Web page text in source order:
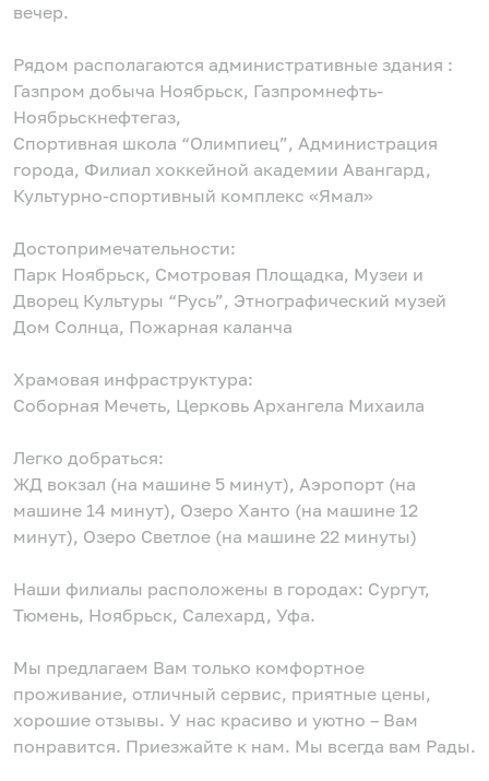
вечер.
Рядом располагаются административные здания :
Газпром добыча Ноябрьск, Газпромнефть-
Ноябрьскнефтегаз,
Спортивная школа “Олимпиец”, Администрация
города, Филиал хоккейной академии Авангард,
Культурно-спортивный комплекс «Ямал»
Достопримечательности:
Парк Ноябрьск, Смотровая Площадка, Музеи и
Дворец Культуры “Русь”, Этнографический музей
Дом Солнца, Пожарная каланча
Храмовая инфраструктура:
Соборная Мечеть, Церковь Архангела Михаила
Легко добраться:
ЖД вокзал (на машине 5 минут), Аэропорт (на
машине 14 минут), Озеро Ханто (на машине 12
минут), Озеро Светлое (на машине 22 минуты)
Наши филиалы расположены в городах: Сургут,
Тюмень, Ноябрьск, Салехард, Уфа.
Мы предлагаем Вам только комфортное
проживание, отличный сервис, приятные цены,
хорошие отзывы. У нас красиво и уютно – Вам
понравится. Приезжайте к нам. Мы всегда вам Рады.